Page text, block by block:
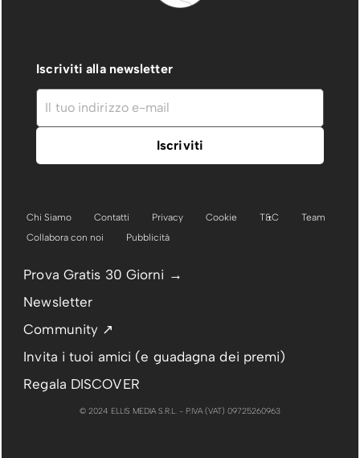
Iscriviti alla newsletter
Chi Siamo Contatti Privacy Cookie T&C
Team
Collabora con noi
Pubblicità
Prova Gratis 30 Giorni →
Newsletter
Community ↗
Invita i tuoi amici (e guadagna dei premi)
Regala DISCOVER
© 2024 ELLIS MEDIA S.R.L. - P.IVA (VAT) 09725260963